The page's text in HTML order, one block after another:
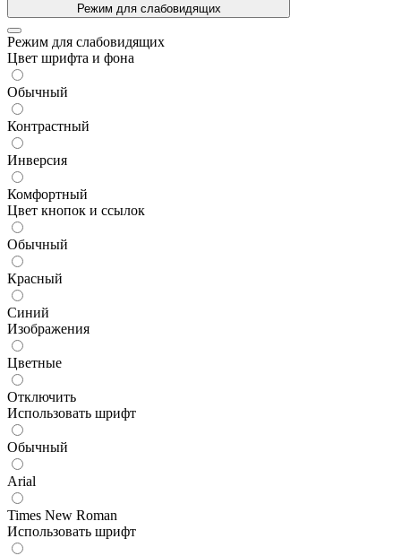
Режим для слабовидящих
Режим для слабовидящих
Цвет шрифта и фона
Обычный
Контрастный
Инверсия
Комфортный
Цвет кнопок и ссылок
Обычный
Красный
Синий
Изображения
Цветные
Отключить
Использовать шрифт
Обычный
Arial
Times New Roman
Использовать шрифт